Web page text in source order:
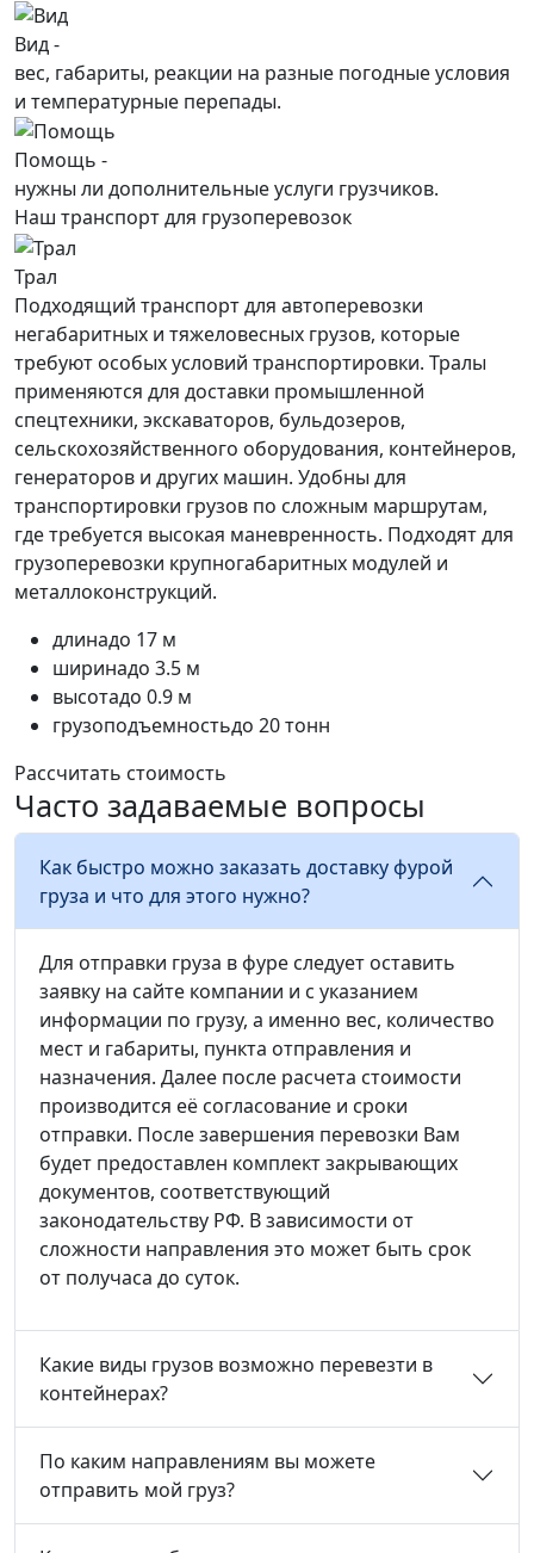
Вид -
вес, габариты, реакции на разные погодные условия
и температурные перепады.
Помощь -
нужны ли дополнительные услуги грузчиков.
Наш транспорт для грузоперевозок
Трал
Подходящий транспорт для автоперевозки
негабаритных и тяжеловесных грузов, которые
требуют особых условий транспортировки. Тралы
применяются для доставки промышленной
спецтехники, экскаваторов, бульдозеров,
сельскохозяйственного оборудования, контейнеров,
генераторов и других машин. Удобны для
транспортировки грузов по сложным маршрутам,
где требуется высокая маневренность. Подходят для
грузоперевозки крупногабаритных модулей и
металлоконструкций.
длинадо 17 м
ширинадо 3.5 м
высотадо 0.9 м
грузоподъемностьдо 20 тонн
Рассчитать стоимость
Часто задаваемые вопросы
Как быстро можно заказать доставку фурой
груза и что для этого нужно?
Для отправки груза в фуре следует оставить
заявку на сайте компании и с указанием
информации по грузу, а именно вес, количество
мест и габариты, пункта отправления и
назначения. Далее после расчета стоимости
производится её согласование и сроки
отправки. После завершения перевозки Вам
будет предоставлен комплект закрывающих
документов, соответствующий
законодательству РФ. В зависимости от
сложности направления это может быть срок
от получаса до суток.
Какие виды грузов возможно перевезти в
контейнерах?
По каким направлениям вы можете
отправить мой груз?